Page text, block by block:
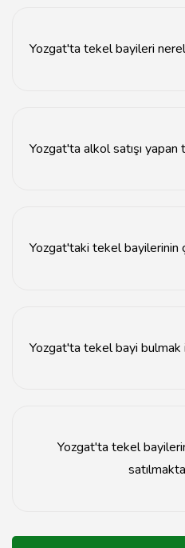
Yozgat'ta tekel bayileri
Yozgat'ta alkol satışı yapan
Yozgat'taki tekel bayilerinin
Yozgat'ta tekel bayi bulmak
Yozgat'ta tekel
ve diğer içecekler